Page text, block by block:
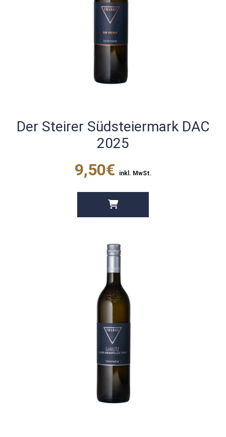
Der Steirer Südsteiermark DAC
2025
9,50€ inkl. MwSt.